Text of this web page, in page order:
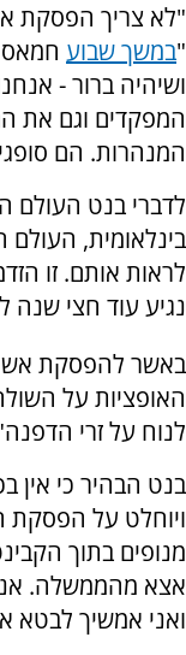
"במשך שבוע חמאס
ושיהיה ברור -
המפקדים וגם את
המנהרות. הם
לדברי בנט העולם
בינלאומית, העולם
לראות אותם. זו
נגיע עוד חצי שנה
באשר להפסקת אש
האופציות על
לנוח על זרי
בנט הבהיר כי אין
ויוחלט על הפסקת
מנופים בתוך
אצא מהממשלה.
ואני אמשיך